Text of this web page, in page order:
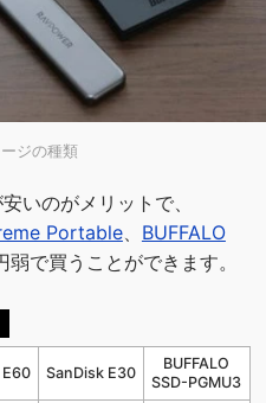
ジの種類
いのがメリットで、
Portable、 BUFFALO
弱で買うことができます。
SanDisk E30
BUFFALO
SSD-PGMU3